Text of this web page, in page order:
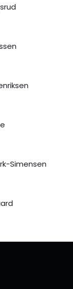
Simensen